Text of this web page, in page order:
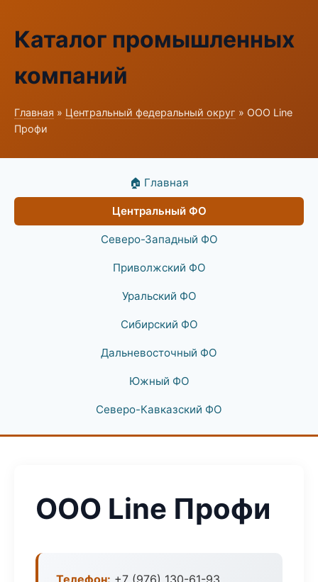
Каталог промышленных
компаний
Главная » Центральный федеральный округ » ООО Line
Профи
🏠 Главная
Центральный ФО
Северо-Западный ФО
Приволжский ФО
Уральский ФО
Сибирский ФО
Дальневосточный ФО
Южный ФО
Северо-Кавказский ФО
ООО Line Профи
Телефон: +7 (976) 130-61-93